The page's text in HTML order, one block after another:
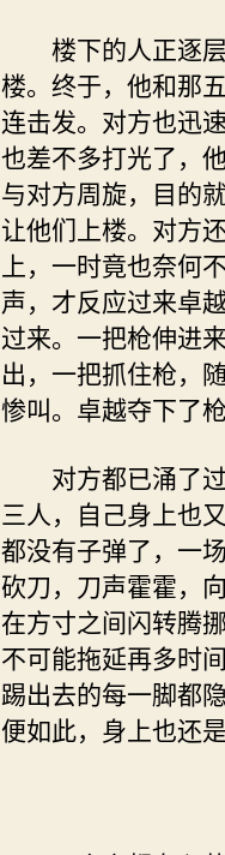
楼下的人正逐层
楼。终于，他和那
连击发。对方也迅
也差不多打光了，
与对方周旋，目的
让他们上楼。对方
上，一时竟也奈何
声，才反应过来卓
过来。一把枪伸进
出，一把抓住枪，
惨叫。卓越夺下了
对方都已涌了过
三人，自己身上也
都没有子弹了，一
砍刀，刀声霍霍，
在方寸之间闪转腾
不可能拖延再多时
踢出去的每一脚都
便如此，身上也还